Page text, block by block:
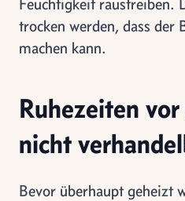
trocken werden, dass der
machen kann.
Ruhezeiten
nicht
Bevor überhaupt geheizt